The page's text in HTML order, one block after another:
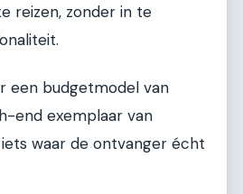
reizen, zonder in te
een budgetmodel van
end exemplaar van
waar de ontvanger écht